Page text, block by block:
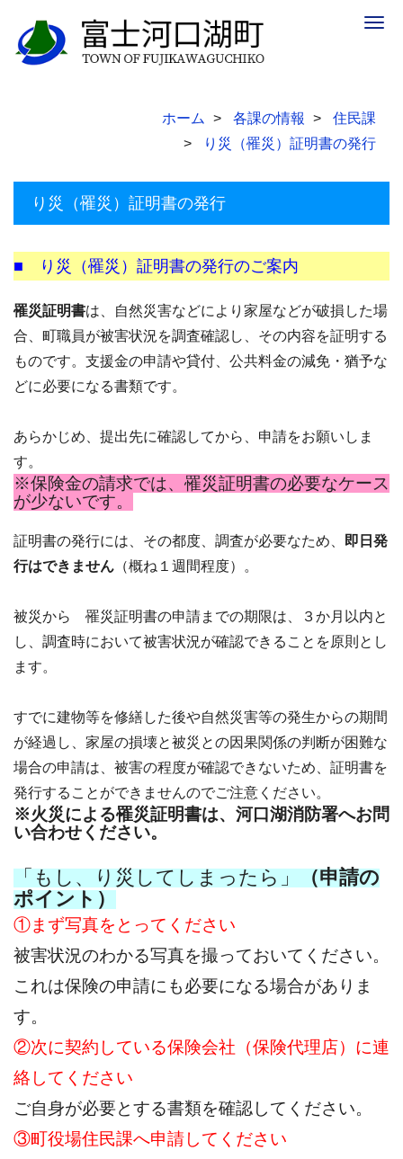
ホーム 各課の情報
住民課
り災（罹災）証明書の発行
り災（罹災）証明書の発行
■ り災（罹災）証明書の発行のご案内
罹災証明書は、自然災害などにより家屋などが破損した場
合、町職員が被害状況を調査確認し、その内容を証明する
ものです。支援金の申請や貸付、公共料金の減免・猶予な
どに必要になる書類です。
あらかじめ、提出先に確認してから、申請をお願いしま
す。
※保険金の請求では、罹災証明書の必要なケース
が少ないです。
証明書の発行には、その都度、調査が必要なため、
即日発
行はできません （概ね１週間程度）。
被災から 罹災証明書の申請までの期限は、３か月以内と
し、調査時において被害状況が確認できることを原則とし
ます。
すでに建物等を修繕した後や自然災害等の発生からの期間
が経過し、家屋の損壊と被災との因果関係の判断が困難な
場合の申請は、被害の程度が確認できないため、証明書を
発行することができませんのでご注意ください。
※火災による罹災証明書は、河口湖消防署へお問
い合わせください。
「もし、り災してしまったら」
（申請の
ポイント）
①まず写真をとってください
被害状況のわかる写真を撮っておいてください。
これは保険の申請にも必要になる場合がありま
す。
②次に契約している保険会社（保険代理店）に連
絡してください
ご自身が必要とする書類を確認してください。
③町役場住民課へ申請してください